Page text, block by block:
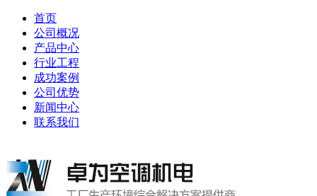
首页
公司概况
产品中心
行业工程
成功案例
公司优势
新闻中心
联系我们